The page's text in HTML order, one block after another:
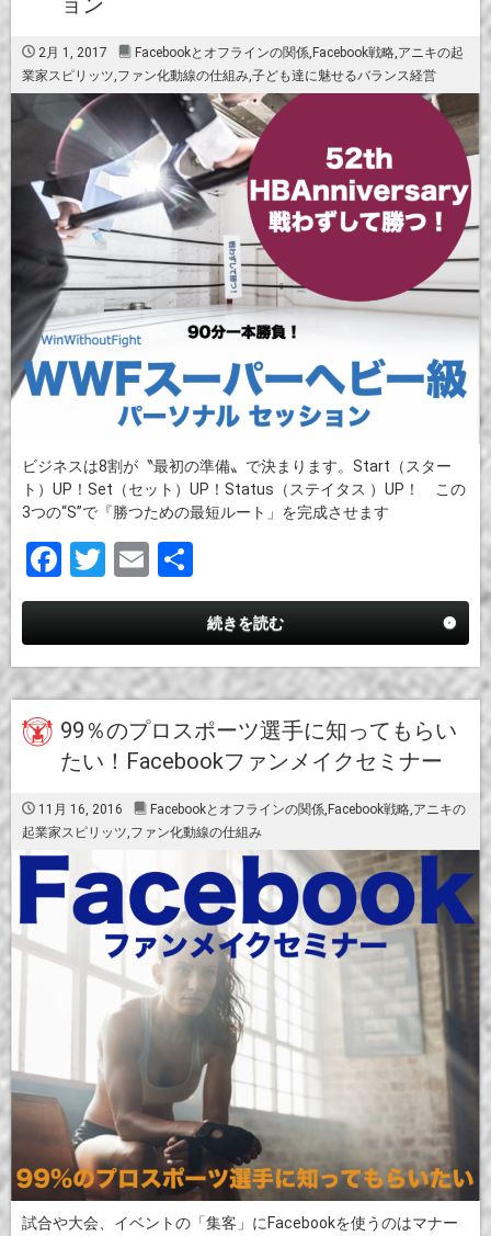
2月 1, 2017 Facebookとオフラインの関係, Facebook戦略,アニキの起
業家スピリッツ,ファン化動線の仕組み,子ども達に魅せるバランス経営
ビジネスは8割が〝最初の準備〟で決まります。Start（スター
ト）UP！Set（セット）UP！Status（ステイタス ）UP！ この
3つの“S”で『勝つための最短ルート」を完成させます
F
a
ce
b
o
o
k
T
wi
tt
er
E
m
ail
有
続きを読む
99％のプロスポーツ選手に知ってもらい
たい！Facebookファンメイクセミナー
11月 16, 2016 Facebookとオフラインの関係, Facebook戦略,アニキの
起業家スピリッツ,ファン化動線の仕組み
試合や大会、イベントの「集客」にFacebookを使うのはマナー